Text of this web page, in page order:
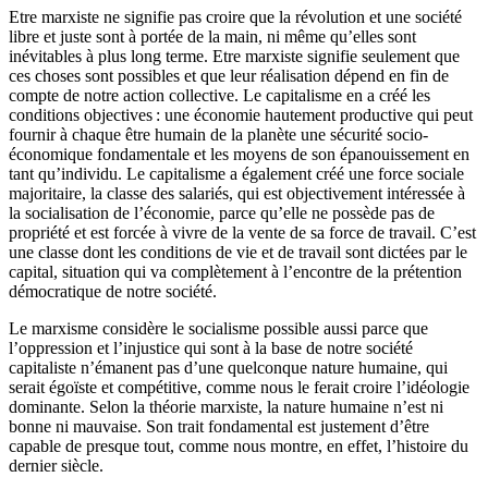
Etre marxiste ne signifie pas croire que la révolution et une société
libre et juste sont à portée de la main, ni même qu’elles sont
inévitables à plus long terme. Etre marxiste signifie seulement que
ces choses sont possibles et que leur réalisation dépend en fin de
compte de notre action collective. Le capitalisme en a créé les
conditions objectives : une économie hautement productive qui peut
fournir à chaque être humain de la planète une sécurité socio-
économique fondamentale et les moyens de son épanouissement en
tant qu’individu. Le capitalisme a également créé une force sociale
majoritaire, la classe des salariés, qui est objectivement intéressée à
la socialisation de l’économie, parce qu’elle ne possède pas de
propriété et est forcée à vivre de la vente de sa force de travail. C’est
une classe dont les conditions de vie et de travail sont dictées par le
capital, situation qui va complètement à l’encontre de la prétention
démocratique de notre société.
Le marxisme considère le socialisme possible aussi parce que
l’oppression et l’injustice qui sont à la base de notre société
capitaliste n’émanent pas d’une quelconque nature humaine, qui
serait égoïste et compétitive, comme nous le ferait croire l’idéologie
dominante. Selon la théorie marxiste, la nature humaine n’est ni
bonne ni mauvaise. Son trait fondamental est justement d’être
capable de presque tout, comme nous montre, en effet, l’histoire du
dernier siècle.